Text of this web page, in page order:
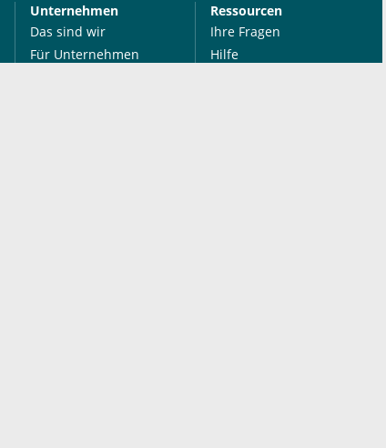
Unternehmen
Das sind wir
Für Unternehmen
Ressourcen
Ihre Fragen
Hilfe